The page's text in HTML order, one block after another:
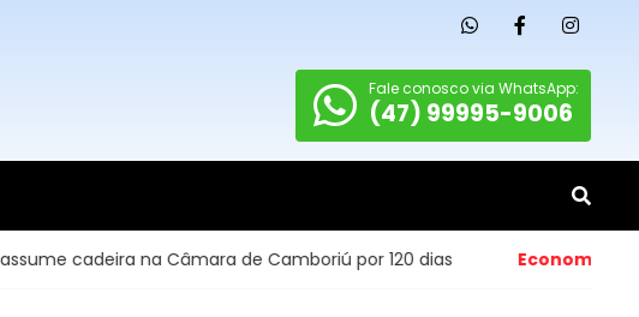
Fale conosco via WhatsApp:
(47) 99995-9006
na Câmara de Camboriú por 120 dias Economia - Abertura de